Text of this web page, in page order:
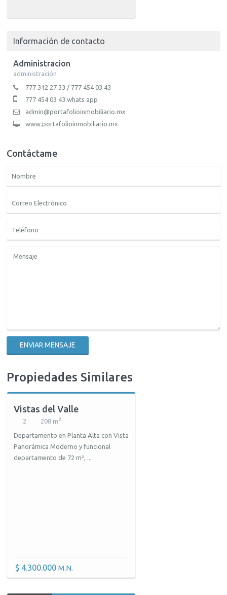
Información de contacto
Administracion
administración
777 312 27 33 / 777 454 03 43
777 454 03 43 whats app
admin@portafolioinmobiliario.mx
www.portafolioinmobiliario.mx
Contáctame
Propiedades Similares
Vistas del Valle
2 208 m2
Departamento en Planta Alta con Vista
Panorámica Moderno y funcional
departamento de 72 m², ...
$ 4.300.000M.N.